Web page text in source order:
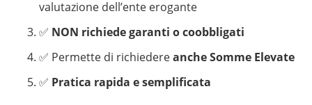
valutazione dell’ente erogante
✅ NON richiede garanti o coobbligati
✅ Permette di richiedereanche Somme Elevate
✅ Pratica rapida e semplificata